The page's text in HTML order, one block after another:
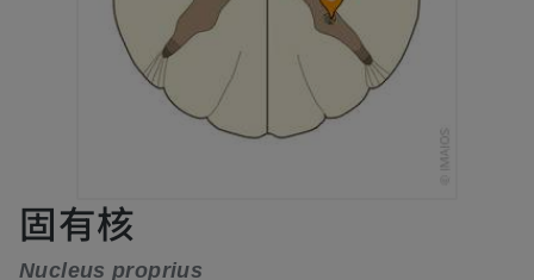
固有核
Nucleus proprius